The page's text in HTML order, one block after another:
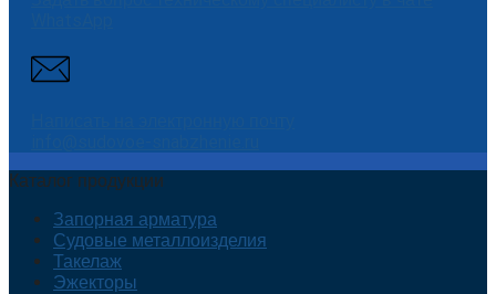
Каталог продукции
Запорная арматура
Судовые металлоизделия
Такелаж
Эжекторы